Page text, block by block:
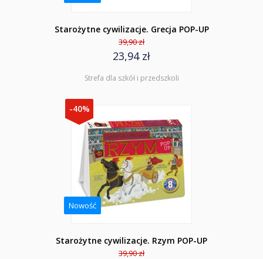
Starożytne cywilizacje. Grecja POP-UP
39,90 zł
23,94 zł
Strefa dla szkół i przedszkoli
-40%
Nowość
Starożytne cywilizacje. Rzym POP-UP
39,90 zł